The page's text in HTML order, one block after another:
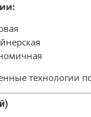
технологии